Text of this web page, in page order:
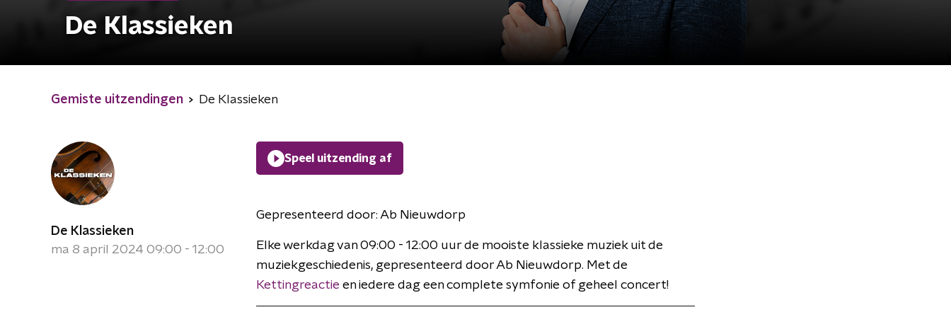
De Klassieken
Gemiste uitzendingen De Klassieken
De Klassieken
ma 8 april 2024 09:00 - 12:00
Speel uitzending af
Gepresenteerd door: Ab Nieuwdorp
Elke werkdag van 09:00 - 12:00 uur de mooiste klassieke muziek uit de
muziekgeschiedenis, gepresenteerd door Ab Nieuwdorp. Met de
Kettingreactie en iedere dag een complete symfonie of geheel concert!